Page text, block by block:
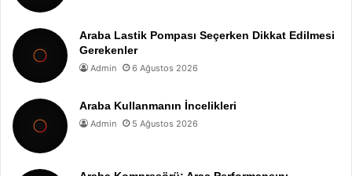
Araba Lastik Pompası Seçerken Dikkat Edilmesi
Gerekenler
Admin 6 Ağustos 2026
Araba Kullanmanın İncelikleri
Admin 5 Ağustos 2026